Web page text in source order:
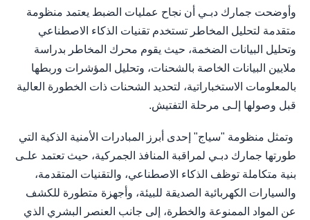
وأوضحت جمارك دبـي أن نجاح عمليات الضبط يعتمد منظومة
متقدمة لتحليل المخاطر تستخدم تقنيات الذكاء الاصطناعي
وتحليل البيانات الضخمة، حيث يقوم محرك المخاطر بدراسة
ملايين البيانات الخاصة بالشحنات، وتحليل المؤشرات وربطها
بالمعلومات الاستخباراتية، لتحديد الشحنات ذات الخطورة العالية
قبل وصولها إلـى مرحلة التفتيش.
وتمثل منظومة "سياج" إحدى أبرز المبادرات الأمنية الذكية التي
طورتها جمارك دبـي لمراقبة المنافذ الجمركية، حيث تعتمد علـى
بنية متكاملة توظف الذكاء الاصطناعي، والتقنيات المتقدمة،
والسيارات الكهربائية الصديقة للبيئة، وأجهزة متطورة للكشف
عن المواد الممنوعة والخطرة، إلى جانب العنصر البشري الذي